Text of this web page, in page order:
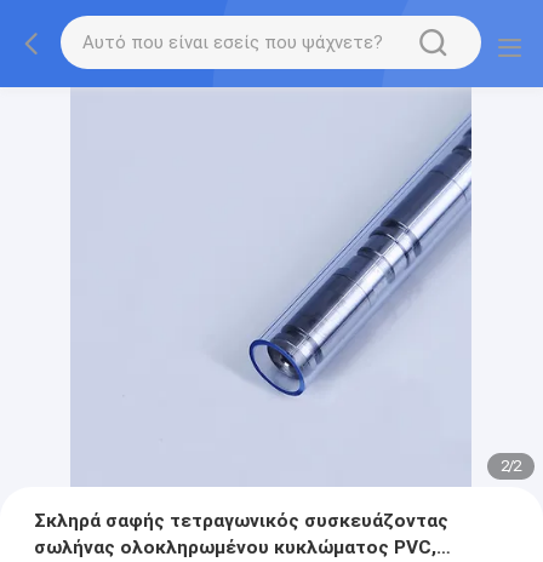
2/2
Σκληρά σαφής τετραγωνικός συσκευάζοντας
σωλήνας ολοκληρωμένου κυκλώματος PVC,